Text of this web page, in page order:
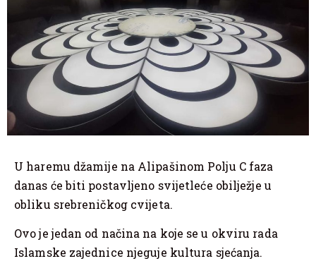
U haremu džamije na Alipašinom Polju C faza
danas će biti postavljeno svijetleće obilježje u
obliku srebreničkog cvijeta.
Ovo je jedan od načina na koje se u okviru rada
Islamske zajednice njeguje kultura sjećanja.